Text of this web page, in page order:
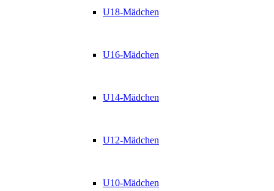
U18-Mädchen
U16-Mädchen
U14-Mädchen
U12-Mädchen
U10-Mädchen